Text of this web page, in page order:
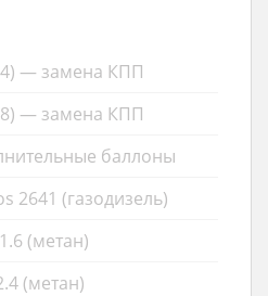
— замена КПП
— замена КПП
баллоны
2641 (газодизель)
(метан)
(метан)